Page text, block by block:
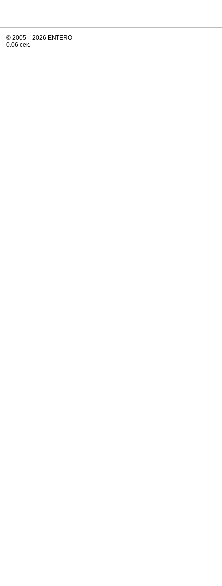
© 2005—2026 ENTERO
0.06 сек.